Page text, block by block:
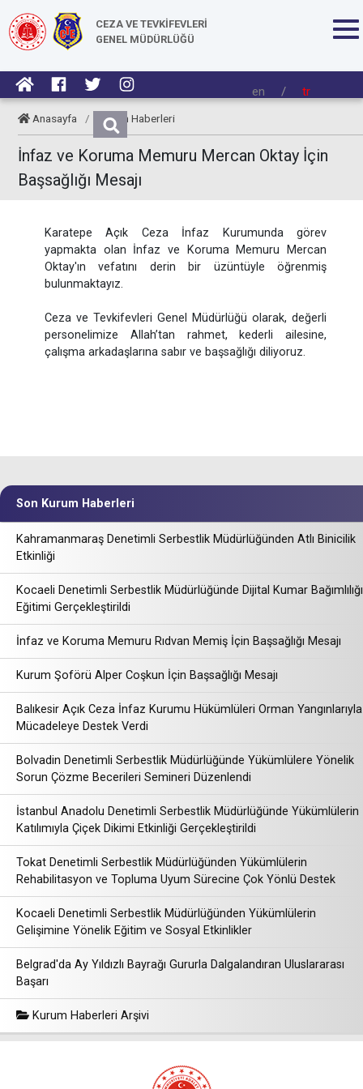
CEZA VE TEVKİFEVLERİ
GENEL MÜDÜRLÜĞÜ
en / tr
Anasayfa / Kurum Haberleri
İnfaz ve Koruma Memuru Mercan Oktay İçin
Başsağlığı Mesajı
Karatepe Açık Ceza İnfaz Kurumunda görev
yapmakta olan İnfaz ve Koruma Memuru Mercan
Oktay'ın vefatını derin bir üzüntüyle öğrenmiş
bulunmaktayız.
Ceza ve Tevkifevleri Genel Müdürlüğü olarak, değerli
personelimize Allah’tan rahmet, kederli ailesine,
çalışma arkadaşlarına sabır ve başsağlığı diliyoruz.
Son Kurum Haberleri
Kahramanmaraş Denetimli Serbestlik Müdürlüğünden Atlı Binicilik
Etkinliği
Kocaeli Denetimli Serbestlik Müdürlüğünde Dijital Kumar Bağımlılığı
Eğitimi Gerçekleştirildi
İnfaz ve Koruma Memuru Rıdvan Memiş İçin Başsağlığı Mesajı
Kurum Şoförü Alper Coşkun İçin Başsağlığı Mesajı
Balıkesir Açık Ceza İnfaz Kurumu Hükümlüleri Orman Yangınlarıyla
Mücadeleye Destek Verdi
Bolvadin Denetimli Serbestlik Müdürlüğünde Yükümlülere Yönelik
Sorun Çözme Becerileri Semineri Düzenlendi
İstanbul Anadolu Denetimli Serbestlik Müdürlüğünde Yükümlülerin
Katılımıyla Çiçek Dikimi Etkinliği Gerçekleştirildi
Tokat Denetimli Serbestlik Müdürlüğünden Yükümlülerin
Rehabilitasyon ve Topluma Uyum Sürecine Çok Yönlü Destek
Kocaeli Denetimli Serbestlik Müdürlüğünden Yükümlülerin
Gelişimine Yönelik Eğitim ve Sosyal Etkinlikler
Belgrad'da Ay Yıldızlı Bayrağı Gururla Dalgalandıran Uluslararası
Başarı
Kurum Haberleri Arşivi